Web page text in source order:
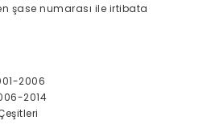
şase numarası ile irtibata
2006
2014